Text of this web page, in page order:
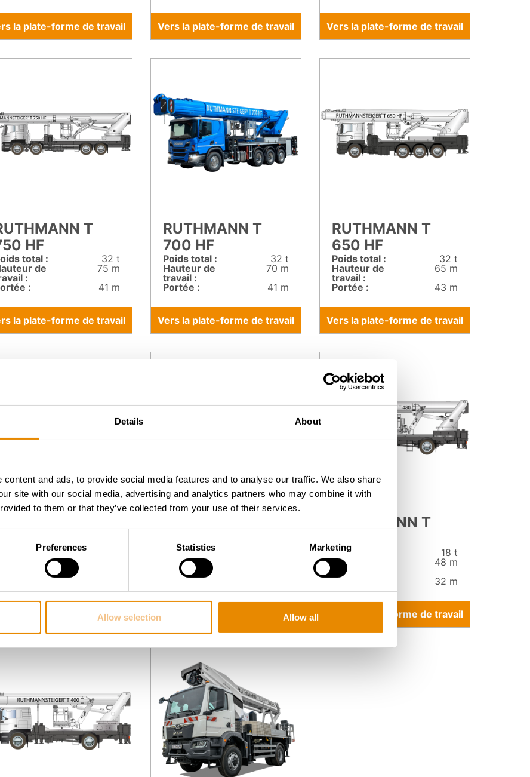
Details About
and ads, to provide social media features and to analyse our traffic. We also share
site with our social media, advertising and analytics partners who may combine it with
to them or that they’ve collected from your use of their services.
Preferences Statistics Marketing
Allow selection Allow all
la plate-forme de travail Vers la plate-forme de travail Vers la plate-forme de travail
T
HF
total :
32 t
de
:
75 m
:
41 m
la plate-forme de travail
RUTHMANN T
700 HF
Poids total :
32 t
Hauteur de
travail :
70 m
Portée :
41 m
Vers la plate-forme de travail
RUTHMANN T
650 HF
Poids total :
32 t
Hauteur de
travail :
65 m
Portée :
43 m
Vers la plate-forme de travail
Poids total :
Hauteur de
la plate-forme de travail
Poids total :
Hauteur de
travail :
Portée :
Vers la plate-forme de travail
RUTHMANN T
Poids total :
18 t
Hauteur de
travail :
48 m
Portée :
32 m
Vers la plate-forme de travail